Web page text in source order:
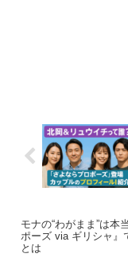
モナの“わがまま”は本
ポーズ via ギリシャ』
とは